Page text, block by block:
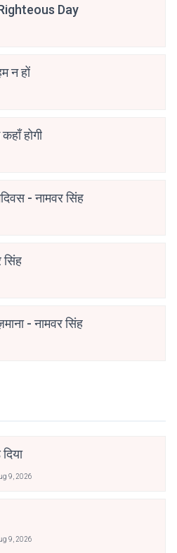
Day
न हों
होगी
- नामवर सिंह
सिंह
- नामवर सिंह
9, 2026
9, 2026